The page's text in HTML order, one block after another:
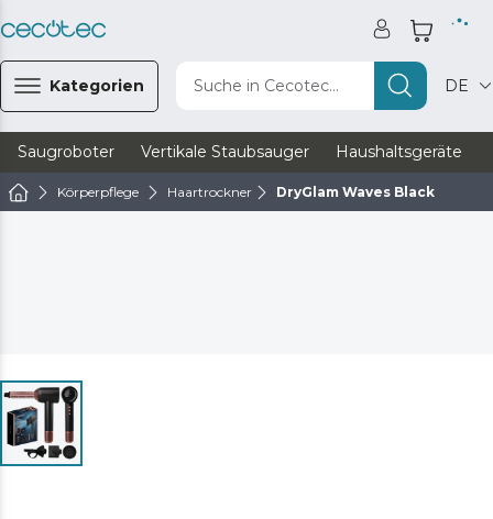
Kategorien Suche in Cecotec... DE
Saugroboter Vertikale Staubsauger Haushaltsgeräte
Körperpflege Haartrockner DryGlam Waves Black